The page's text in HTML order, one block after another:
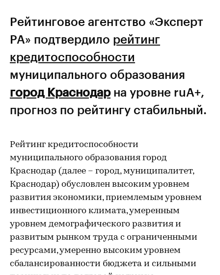
Рейтинговое агентство «Эксперт
РА» подтвердило рейтинг
кредитоспособности
муниципального образования
город Краснодарна уровне ruА+,
прогноз по рейтингу стабильный.
Рейтинг кредитоспособности
муниципального образования город
Краснодар (далее – город, муниципалитет,
Краснодар) обусловлен высоким уровнем
развития экономики, приемлемым уровнем
инвестиционного климата, умеренным
уровнем демографического развития и
развитым рынком труда с ограниченными
ресурсами, умеренно высоким уровнем
сбалансированности бюджета и сильными